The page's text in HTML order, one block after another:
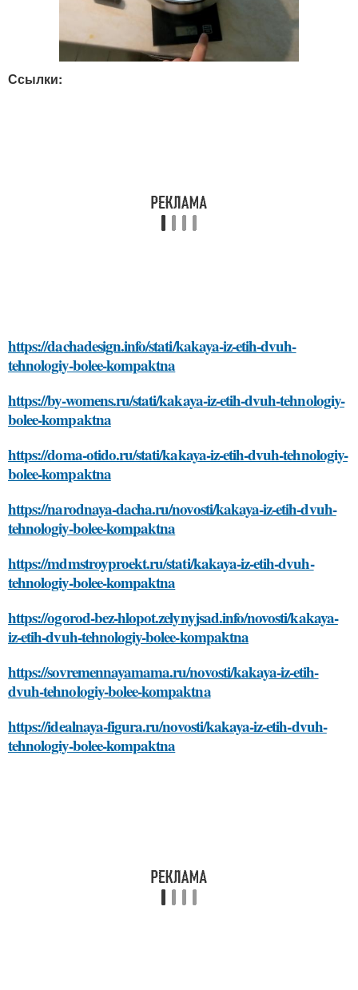
Ссылки:
https://dachadesign.info/stati/kakaya-iz-etih-dvuh-
tehnologiy-bolee-kompaktna
https://by-womens.ru/stati/kakaya-iz-etih-dvuh-tehnologiy-
bolee-kompaktna
https://doma-otido.ru/stati/kakaya-iz-etih-dvuh-tehnologiy-
bolee-kompaktna
https://narodnaya-dacha.ru/novosti/kakaya-iz-etih-dvuh-
tehnologiy-bolee-kompaktna
https://mdmstroyproekt.ru/stati/kakaya-iz-etih-dvuh-
tehnologiy-bolee-kompaktna
https://ogorod-bez-hlopot.zelynyjsad.info/novosti/kakaya-
iz-etih-dvuh-tehnologiy-bolee-kompaktna
https://sovremennayamama.ru/novosti/kakaya-iz-etih-
dvuh-tehnologiy-bolee-kompaktna
https://idealnaya-figura.ru/novosti/kakaya-iz-etih-dvuh-
tehnologiy-bolee-kompaktna